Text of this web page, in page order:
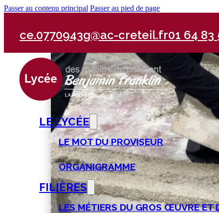
Passer au contenu principal Passer au pied de page
ce.0770943g@ac-creteil.fr01 64 83
LE LYCÉE
LE MOT DU PROVISEUR
ORGANIGRAMME
FILIÈRES
LES MÉTIERS DU GROS ŒUVRE ET
Filière :Gros œuvre